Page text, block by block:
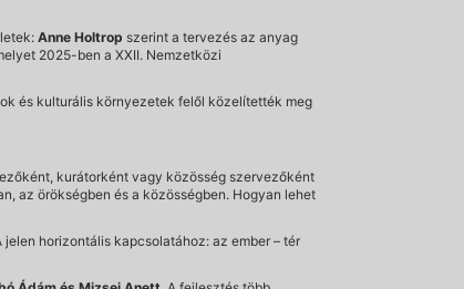
Anne Holtrop szerint a tervezés az anyag
2025-ben a XXII. Nemzetközi
és kulturális környezetek felől közelítették meg
kurátorként vagy közösség szervezőként
az örökségben és a közösségben. Hogyan lehet
horizontális kapcsolatához: az ember – tér